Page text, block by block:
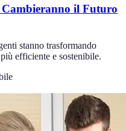
Cambieranno il Futuro
stanno trasformando
efficiente e sostenibile.